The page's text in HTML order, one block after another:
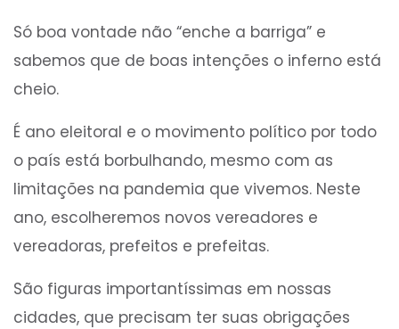
Só boa vontade não “enche a barriga” e
sabemos que de boas intenções o inferno está
cheio.
É ano eleitoral e o movimento político por todo
o país está borbulhando, mesmo com as
limitações na pandemia que vivemos. Neste
ano, escolheremos novos vereadores e
vereadoras, prefeitos e prefeitas.
São figuras importantíssimas em nossas
cidades, que precisam ter suas obrigações